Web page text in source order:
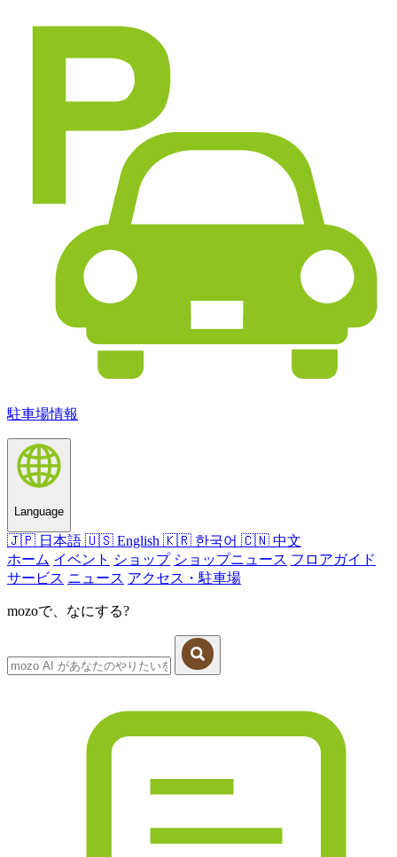
駐車場情報
Language
🇯🇵 日本語 🇺🇸 English 🇰🇷 한국어 🇨🇳 中文
ホーム イベント ショップ ショップニュース フロアガイド
サービス ニュース アクセス・駐車場
mozoで、なにする?